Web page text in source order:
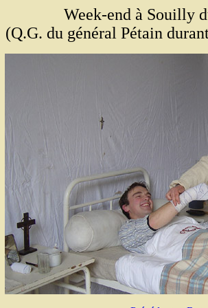
Week-end à Souilly
(Q.G. du général Pétain